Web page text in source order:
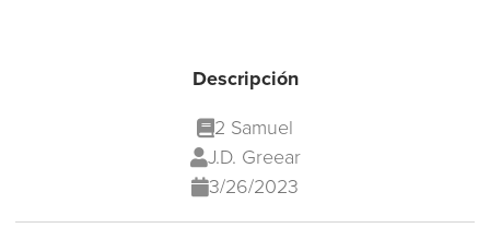
Descripción
2 Samuel
J.D. Greear
3/26/2023